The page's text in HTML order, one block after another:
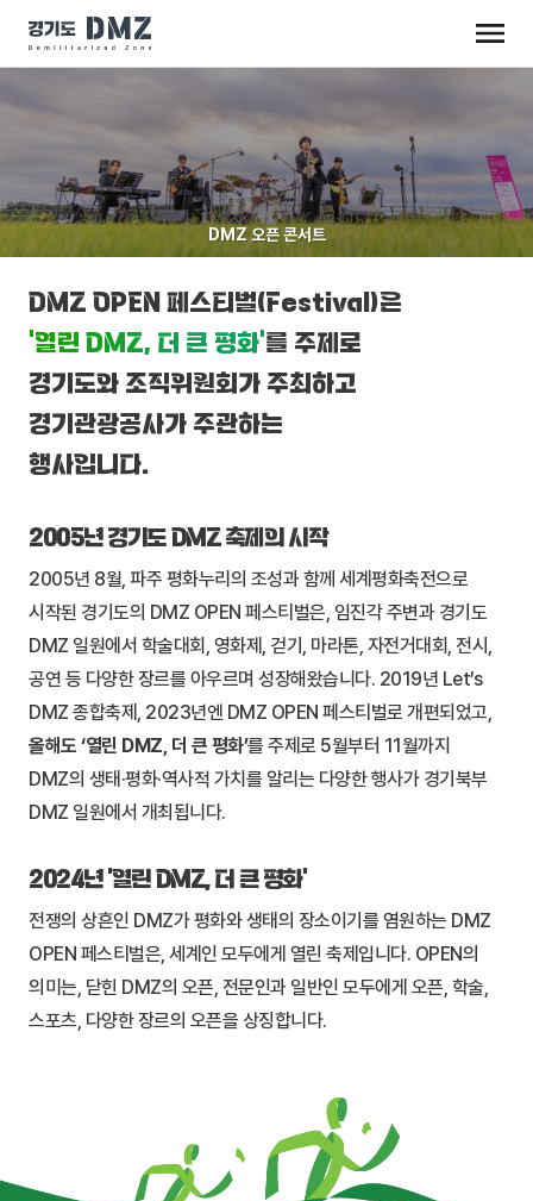
DMZ 오픈 콘서트
DMZ OPEN 페스티벌(Festival)은
‘열린 DMZ, 더 큰 평화’ 를 주제로
경기도와 조직위원회가 주최하고
경기관광공사가 주관하는
행사입니다.
2005년 경기도 DMZ 축제의 시작
2005년 8월, 파주 평화누리의 조성과 함께 세계평화축전으로
시작된 경기도의 DMZ OPEN 페스티벌은, 임진각 주변과 경기도
DMZ 일원에서 학술대회, 영화제, 걷기, 마라톤, 자전거대회, 전시,
공연 등 다양한 장르를 아우르며 성장해왔습니다. 2019년 Let’s
DMZ 종합축제, 2023년엔 DMZ OPEN 페스티벌로 개편되었고,
올해도 ‘열린 DMZ, 더 큰 평화’를 주제로 5월부터 11월까지
DMZ의 생태·평화·역사적 가치를 알리는 다양한 행사가 경기북부
DMZ 일원에서 개최됩니다.
2024년 ‘열린 DMZ, 더 큰 평화’
전쟁의 상흔인 DMZ가 평화와 생태의 장소이기를 염원하는 DMZ
OPEN 페스티벌은, 세계인 모두에게 열린 축제입니다. OPEN의
의미는, 닫힌 DMZ의 오픈, 전문인과 일반인 모두에게 오픈, 학술,
스포츠, 다양한 장르의 오픈을 상징합니다.